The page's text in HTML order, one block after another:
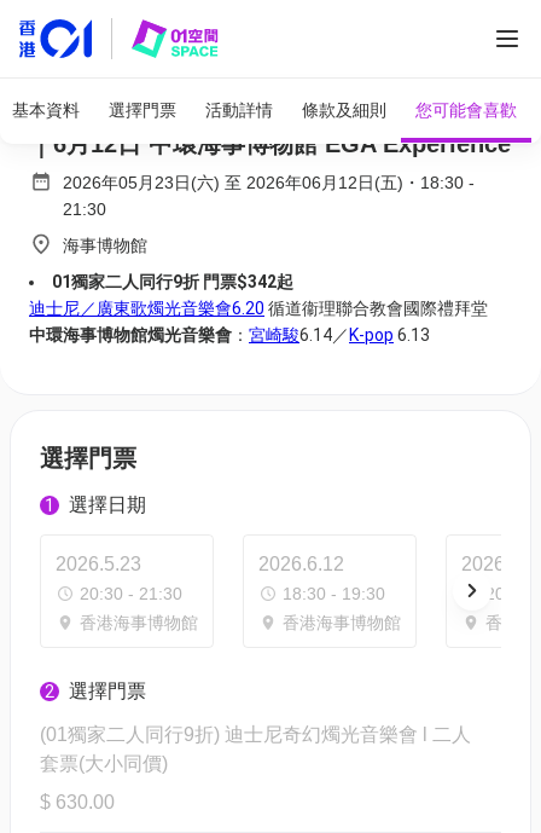
基本資料 選擇門票 活動詳情 條款及細則 您可能會喜歡
迪士尼奇幻燭光音樂會｜01獨家二人同行9折
｜6月12日 中環海事博物館 EGA Experience
2026年05月23日(六) 至 2026年06月12日(五) ・ 18:30 -
21:30
海事博物館
01獨家二人同行9折 門票$342起
迪士尼／廣東歌燭光音樂會6.20 循道衞理聯合教會國際禮拜堂
中環海事博物館燭光音樂會 ： 宮崎駿6.14／ K-pop 6.13
選擇門票
1 選擇日期
2026.5.23
20:30 - 21:30
香港海事博物館
2026.6.12
18:30 - 19:30
香港海事博物館
20:30
香港海
2 選擇門票
(01獨家二人同行9折) 迪士尼奇幻燭光音樂會 l 二人
套票(大小同價)
$ 630.00